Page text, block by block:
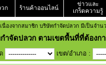
ก ร้านค้าออนไลน์
ข่าวและ
เกร็ดความรู้
เนื่องจากสมาชิก บริษัทกำจัดปลวก มีเป็นจำ
ำจัดปลวก ตามเขตพื้นที่ที่ต้องก
เขต/อำเภอ :